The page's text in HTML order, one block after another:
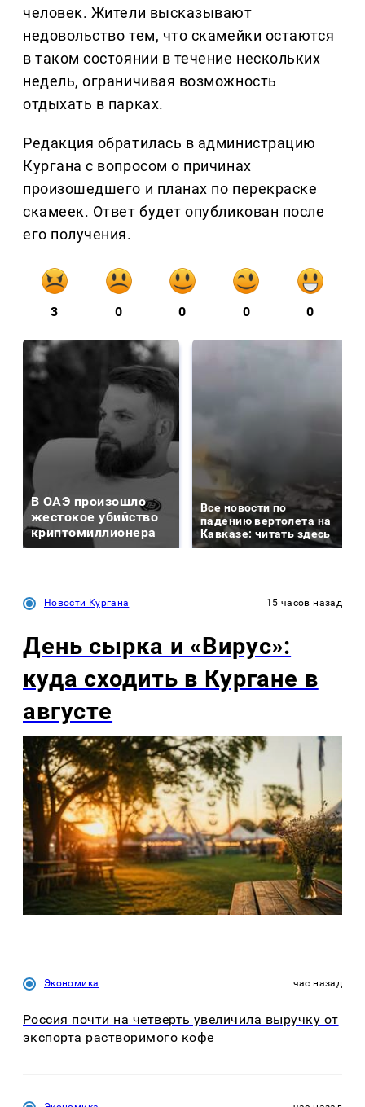
человек. Жители высказывают
недовольство тем, что скамейки остаются
в таком состоянии в течение нескольких
недель, ограничивая возможность
отдыхать в парках.
Редакция обратилась в администрацию
Кургана с вопросом о причинах
произошедшего и планах по перекраске
скамеек. Ответ будет опубликован после
его получения.
3 0 0 0 0
В ОАЭ произошло
жестокое убийство
криптомиллионера
Все новости по
падению вертолета на
Кавказе: читать здесь
Новости Кургана 15 часов назад
День сырка и «Вирус»:
куда сходить в Кургане в
августе
Экономика час назад
Россия почти на четверть увеличила выручку от
экспорта растворимого кофе